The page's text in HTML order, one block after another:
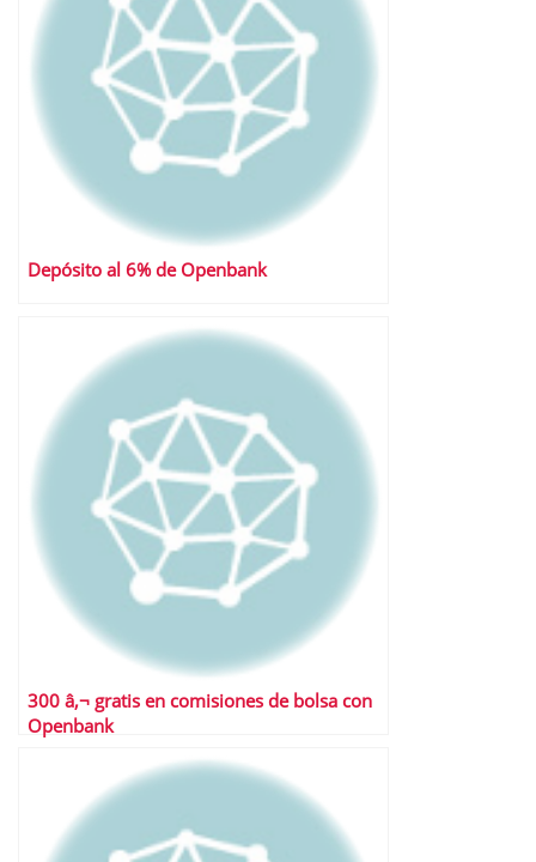
Depósito al 6% de Openbank
300 â‚¬ gratis en comisiones de bolsa con
Openbank